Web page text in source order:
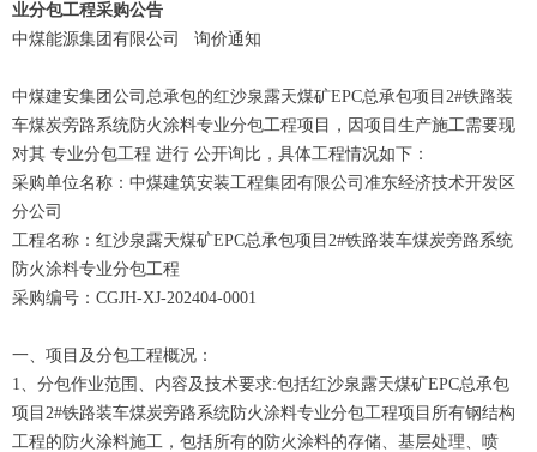
业分包工程采购公告
中煤能源集团有限公司 询价通知
中煤建安集团公司总承包的红沙泉露天煤矿EPC总承包项目2#铁路装
车煤炭旁路系统防火涂料专业分包工程项目，因项目生产施工需要现
对其 专业分包工程 进行 公开询比，具体工程情况如下：
采购单位名称：中煤建筑安装工程集团有限公司准东经济技术开发区
分公司
工程名称：红沙泉露天煤矿EPC总承包项目2#铁路装车煤炭旁路系统
防火涂料专业分包工程
采购编号：CGJH-XJ-202404-0001
一、项目及分包工程概况：
1、分包作业范围、内容及技术要求:包括红沙泉露天煤矿EPC总承包
项目2#铁路装车煤炭旁路系统防火涂料专业分包工程项目所有钢结构
工程的防火涂料施工，包括所有的防火涂料的存储、基层处理、喷